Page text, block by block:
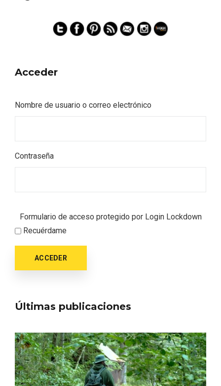
Acceder
Nombre de usuario o correo electrónico
Contraseña
Formulario de acceso protegido por Login Lockdown
Recuérdame
ACCEDER
Últimas publicaciones
Itinerarios musicales en San Miguel del
Pino 2026